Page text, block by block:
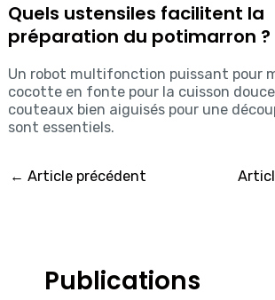
Quels ustensiles facilitent la
préparation du potimarron ?
Un robot multifonction puissant pour
cocotte en fonte pour la cuisson
couteaux bien aiguisés pour une
sont essentiels.
← Article précédent
Publications